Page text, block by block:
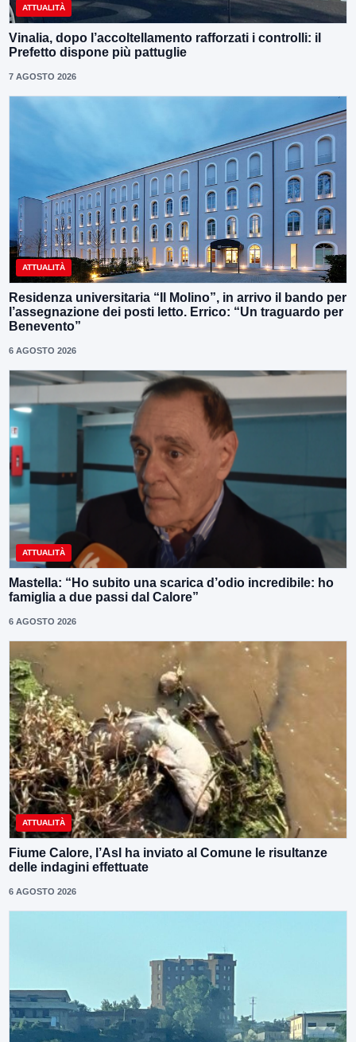
ATTUALITÀ
Vinalia, dopo l’accoltellamento rafforzati i controlli: il
Prefetto dispone più pattuglie
7 AGOSTO 2026
ATTUALITÀ
Residenza universitaria “Il Molino”, in arrivo il bando per
l’assegnazione dei posti letto. Errico: “Un traguardo per
Benevento”
6 AGOSTO 2026
ATTUALITÀ
Mastella: “Ho subito una scarica d’odio incredibile: ho
famiglia a due passi dal Calore”
6 AGOSTO 2026
ATTUALITÀ
Fiume Calore, l’Asl ha inviato al Comune le risultanze
delle indagini effettuate
6 AGOSTO 2026